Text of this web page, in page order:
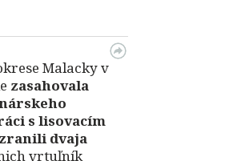
Malacky v
zasahovala
s lisovacím
dvaja
vrtuľník